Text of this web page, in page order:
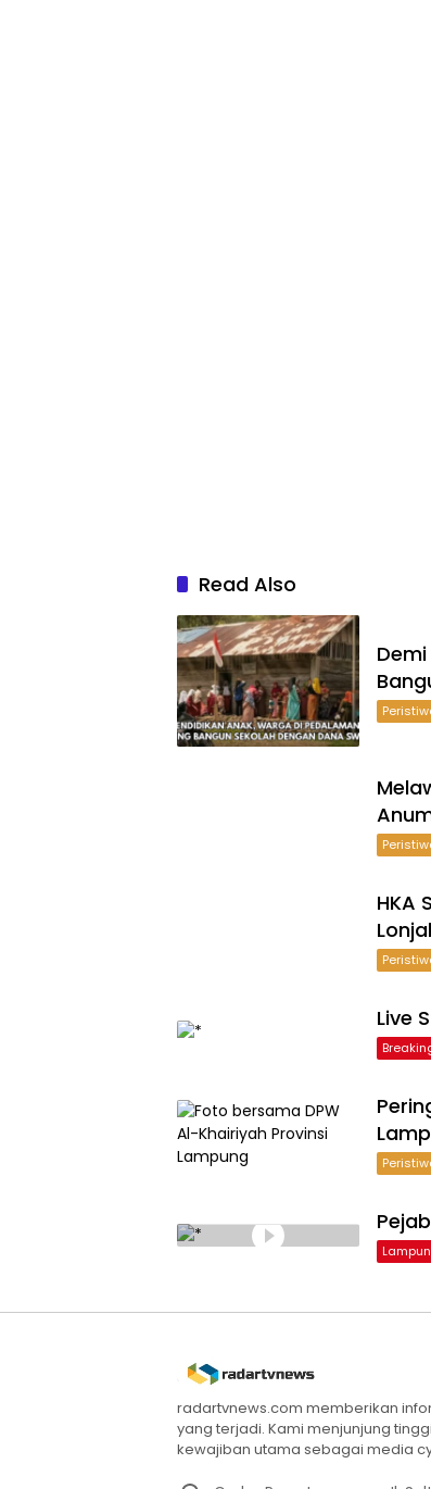
Read Also
HKA
Live
radartvnews.com memberikan
yang terjadi. Kami menjunjung
kewajiban utama sebagai media